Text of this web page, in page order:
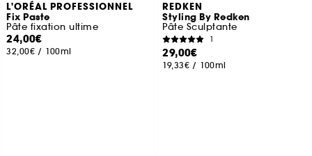
L'ORÉAL PROFESSIONNEL
Fix Paste
Pâte fixation ultime
24,00€
32,00€ / 100ml
REDKEN
Styling By Redken
Pâte Sculptante
1
29,00€
19,33€ / 100ml